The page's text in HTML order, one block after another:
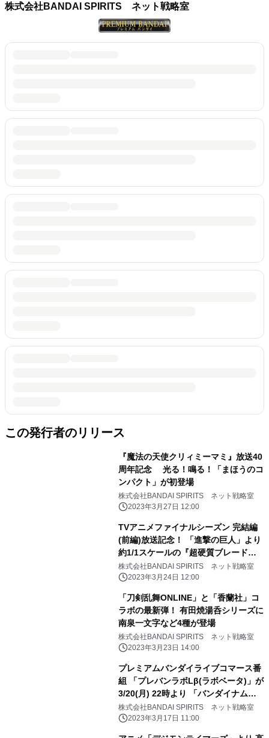
株式会社BANDAI SPIRITS ネット戦略室
この発行者のリリース
『魔法の天使クリィミーマミ』放送40
周年記念 光る！鳴る！「まほうのコ
ンパクト」が初登場
株式会社BANDAI SPIRITS ネット戦略室
2023年3月27日 12:00
TVアニメファイナルシーズン 完結編
(前編)放送記念！ 「進撃の巨人」より
約1/1スケールの『超硬質ブレード』
が登場！
株式会社BANDAI SPIRITS ネット戦略室
2023年3月24日 12:00
「刀剣乱舞ONLINE」と「香蘭社」コ
ラボの最新弾！ 有田焼湯呑シリーズに
南泉一文字など4種が登場
株式会社BANDAI SPIRITS ネット戦略室
2023年3月23日 14:00
プレミアムバンダイライブコマース番
組 「プレバンラボLβ(ラボベータ)」が
3/20(月) 22時より 「バンダイナムコ
Cross Store 東京」で配信決定 ゲス
トは宮下草薙・宮下兼史鷹(みやした
株式会社BANDAI SPIRITS ネット戦略室
2023年3月17日 11:00